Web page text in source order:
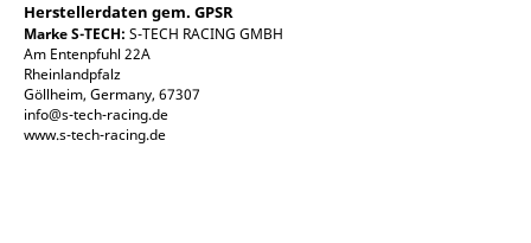
Herstellerdaten gem. GPSR
Marke S-TECH: S-TECH RACING GMBH
Am Entenpfuhl 22A
Rheinlandpfalz
Göllheim, Germany, 67307
info@s-tech-racing.de
www.s-tech-racing.de